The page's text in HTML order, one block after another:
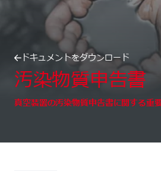
ドキュメントをダウンロード
汚染物質申告書
真空装置の汚染物質申告書に関する重